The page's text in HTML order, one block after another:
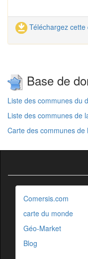
Téléchargez cette
Base de
Liste des communes du
Liste des communes de
Carte des communes
Comersis.com
carte du monde
Géo-Market
Blog